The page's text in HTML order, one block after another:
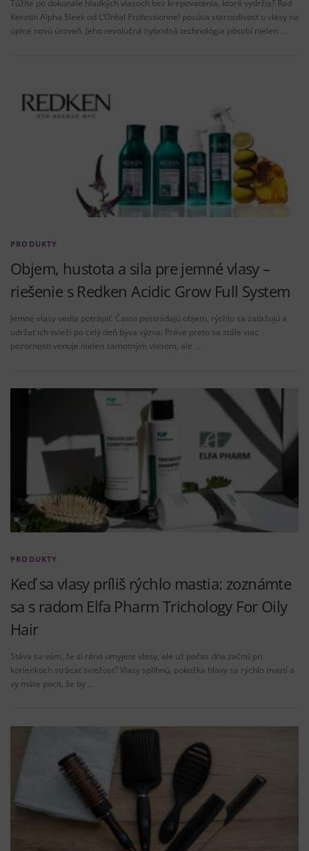
Túžite po dokonale hladkých vlasoch bez krepovatenia, ktoré vydržia? Rad
Keratin Alpha Sleek od L’Oréal Professionnel posúva starostlivosť o vlasy na
úplne novú úroveň. Jeho revolučná hybridná technológia pôsobí nielen …
PRODUKTY
Objem, hustota a sila pre jemné vlasy –
riešenie s Redken Acidic Grow Full System
Jemné vlasy vedia potrápiť. Často postrádajú objem, rýchlo sa zaťažujú a
udržať ich svieži po celý deň býva výzva. Práve preto sa stále viac
pozornosti venuje nielen samotným vlasom, ale …
PRODUKTY
Keď sa vlasy príliš rýchlo mastia: zoznámte
sa s radom Elfa Pharm Trichology For Oily
Hair
Stáva sa vám, že si ráno umyjete vlasy, ale už počas dňa začnú pri
korienkoch strácať sviežosť? Vlasy splihnú, pokožka hlavy sa rýchlo mastí a
vy máte pocit, že by …